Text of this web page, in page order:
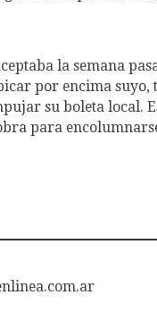
la semana
por encima
su boleta local.
para